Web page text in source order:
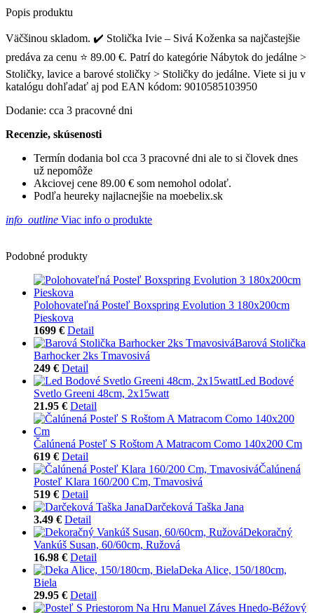
Popis produktu
Väčšinou skladom. ✔️ Stolička Ivie – Sivá Koženka sa najčastejšie
predáva za cenu ⭐ 89.00 €. Patrí do kategórie Nábytok do jedálne >
Stoličky, lavice a barové stoličky > Stoličky do jedálne. Viete si ju v
katalógu dohľadať aj pod EAN kódom: 9010585103950
Dodanie: cca 3 pracovné dni
Recenzie, skúsenosti
Termín dodania bol cca 3 pracovné dni ale to si človek dnes
už nepomôže
Akciovej cene 89.00 € som nemohol odolať.
Podľa heureky najlacnejšie na moebelix.sk
info_outline Viac info o produkte
Podobné produkty
Polohovateľná Posteľ Boxspring Evolution 3 180x200cm
Pieskova
1699 € Detail
Barová Stolička
Barhocker 2ks Tmavosivá
249 € Detail
Led Bodové
Svetlo Greeni 48cm, 2x15watt
21.95 € Detail
Čalúnená Posteľ S Roštom A Matracom Como 140x200 Cm
619 € Detail
Čalúnená
Posteľ Klara 160/200 Cm, Tmavosivá
519 € Detail
Darčeková Taška Jana
3.49 € Detail
Dekoračný
Vankúš Susan, 60/60cm, Ružová
16.98 € Detail
Deka Alice, 150/180cm,
Biela
29.95 € Detail